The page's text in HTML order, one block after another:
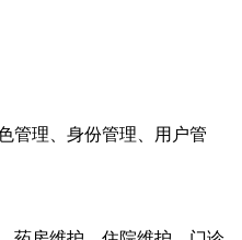
管理、身份管理、用户管